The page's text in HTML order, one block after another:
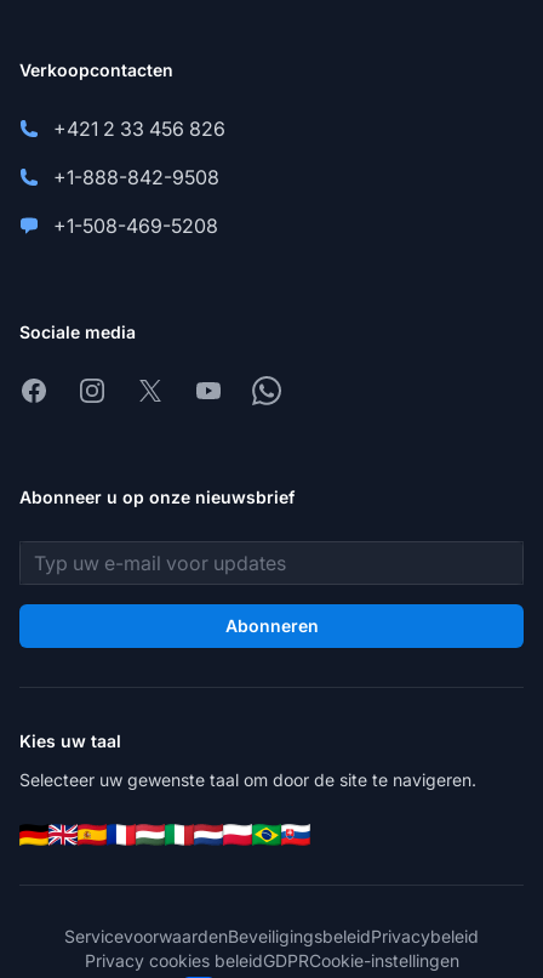
Verkoopcontacten
+421 2 33 456 826
+1-888-842-9508
+1-508-469-5208
Sociale media
FacebookInstagram
X YoutubeWhatsapp
Abonneer u op onze nieuwsbrief
E-mailadres
Abonneren
Kies uw taal
Selecteer uw gewenste taal om door de site te navigeren.
ServicevoorwaardenBeveiligingsbeleidPrivacybeleid
Privacy cookies beleidGDPRCookie-instellingen